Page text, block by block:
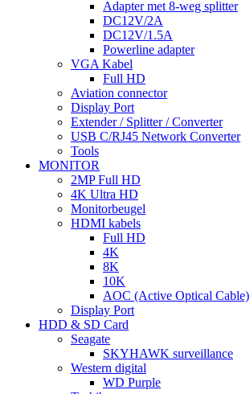
Adapter met 8-weg splitter
DC12V/2A
DC12V/1.5A
Powerline adapter
VGA Kabel
Full HD
Aviation connector
Display Port
Extender / Splitter / Converter
USB C/RJ45 Network Converter
Tools
MONITOR
2MP Full HD
4K Ultra HD
Monitorbeugel
HDMI kabels
Full HD
4K
8K
10K
AOC (Active Optical Cable)
Display Port
HDD & SD Card
Seagate
SKYHAWK surveillance
Western digital
WD Purple